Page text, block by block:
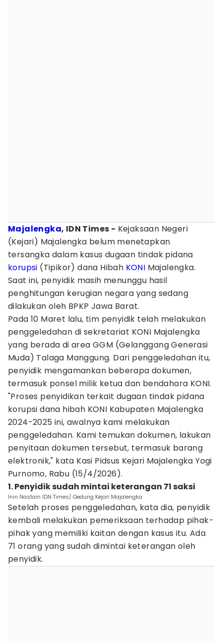
Majalengka, IDN Times - Kejaksaan Negeri
(Kejari) Majalengka belum menetapkan
tersangka dalam kasus dugaan tindak pidana
korupsi (Tipikor) dana Hibah KONI Majalengka.
Saat ini, penyidik masih menunggu hasil
penghitungan kerugian negara yang sedang
dilakukan oleh BPKP Jawa Barat.
Pada 10 Maret lalu, tim penyidik telah melakukan
penggeledahan di sekretariat KONI Majalengka
yang berada di area GGM (Gelanggang Generasi
Muda) Talaga Manggung. Dari penggeledahan itu,
penyidik mengamankan beberapa dokumen,
termasuk ponsel milik ketua dan bendahara KONI.
"Proses penyidikan terkait dugaan tindak pidana
korupsi dana hibah KONI Kabupaten Majalengka
2024-2025 ini, awalnya kami melakukan
penggeledahan. Kami temukan dokumen, lakukan
penyitaan dokumen tersebut, termasuk barang
elektronik," kata Kasi Pidsus Kejari Majalengka Yogi
Purnomo, Rabu (15/4/2026).
1. Penyidik sudah mintai keterangan 71 saksi
Inin Nastain IDN Times/ Gedung Kejari Majalengka
Setelah proses penggeledahan, kata dia, penyidik
kembali melakukan pemeriksaan terhadap pihak-
pihak yang memiliki kaitan dengan kasus itu. Ada
71 orang yang sudah dimintai keterangan oleh
penyidik.